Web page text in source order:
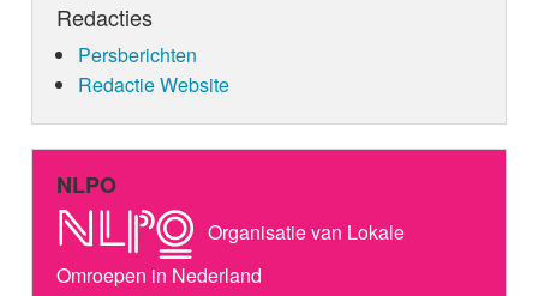
Redacties
Persberichten
Redactie Website
NLPO
Organisatie van Lokale
Omroepen in Nederland